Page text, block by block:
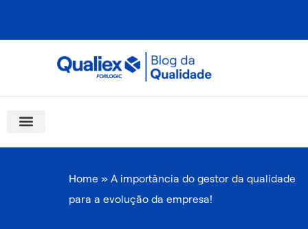
Home » A importância do gestor da qualidade
para a evolução da empresa!